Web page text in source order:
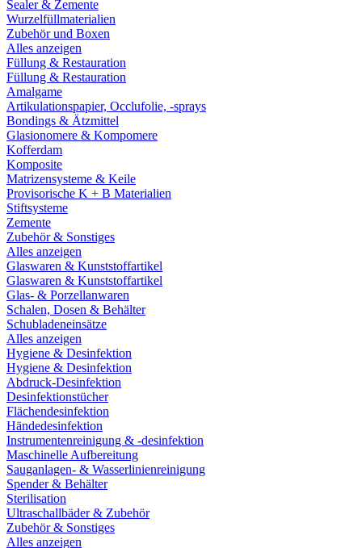
Sealer & Zemente
Wurzelfüllmaterialien
Zubehör und Boxen
Alles anzeigen
Füllung & Restauration
Füllung & Restauration
Amalgame
Artikulationspapier, Occlufolie, -sprays
Bondings & Ätzmittel
Glasionomere & Kompomere
Kofferdam
Komposite
Matrizensysteme & Keile
Provisorische K + B Materialien
Stiftsysteme
Zemente
Zubehör & Sonstiges
Alles anzeigen
Glaswaren & Kunststoffartikel
Glaswaren & Kunststoffartikel
Glas- & Porzellanwaren
Schalen, Dosen & Behälter
Schubladeneinsätze
Alles anzeigen
Hygiene & Desinfektion
Hygiene & Desinfektion
Abdruck-Desinfektion
Desinfektionstücher
Flächendesinfektion
Händedesinfektion
Instrumentenreinigung & -desinfektion
Maschinelle Aufbereitung
Sauganlagen- & Wasserlinienreinigung
Spender & Behälter
Sterilisation
Ultraschallbäder & Zubehör
Zubehör & Sonstiges
Alles anzeigen